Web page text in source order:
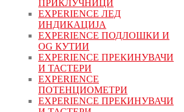
ПРИКЛУЧНИЦИ
EXPERIENCE ЛЕД
ИНДИКАЦИЈА
EXPERIENCE ПОДЛОШКИ И
OG КУТИИ
EXPERIENCE ПРЕКИНУВАЧИ
И ТАСТЕРИ
EXPERIENCE
ПОТЕНЦИОМЕТРИ
EXPERIENCE ПРЕКИНУВАЧИ